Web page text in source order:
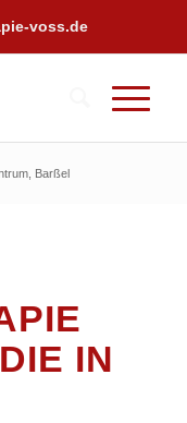
voss.de
Barßel
IN